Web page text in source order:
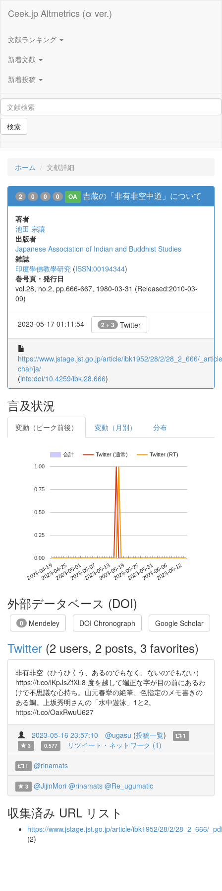
Ceek.jp Altmetrics (α ver.)
文献ランキング
新着文献
新着投稿
検索
ホーム 文献詳細
2 0 0 0 OA 吉蔵の「非有非空中道」について
著者
池田 宗讓
出版者
Japanese Association of Indian and Buddhist Studies
雑誌
印度學佛教學研究 (ISSN:00194344)
巻号頁・発行日
vol.28, no.2, pp.666-667, 1980-03-31 (Released:2010-03-
09)
2023-05-17 01:11:54 2 + 3 Twitter
https://www.jstage.jst.go.jp/article/ibk1952/28/2/28_2_666/
char/ja/
(info:doi/10.4259/ibk.28.666)
言及状況
変動（ピーク前後） 変動（月別） 分布
合計 Twitter (通常) Twitter (RT)
2023-04-192023-04-252023-05-012023-05-072023-05-132023-05-192023-05-252023-05-312023-06-062023-06-12
0.00
0.25
0.50
0.75
1.00
外部データベース (DOI)
0 Mendeley DOI Chronograph Google Scholar
Twitter (2 users, 2 posts, 3 favorites)
非有非空（ひうひくう、あるのでもなく、ないのでもない）
https://t.co/lKpJsZfXL8 度を越して端正な字が目の前にあるわ
けで不思議な心持ち。山元春挙の絶筆、色指定のメモ書きの
ある鯛。上坂秀明さんの「水中遊泳」1と2。
https://t.co/OaxRwuU627
2023-05-16 23:57:10 @ugasu (投稿一覧)
1
3
0.577 リツイート・ネットワーク (1)
1 @rinamats
3 @JijinMori @rinamats @Re_ugumatic
収集済み URL リスト
https://www.jstage.jst.go.jp/article/ibk1952/28/2/28_2_666/
(2)